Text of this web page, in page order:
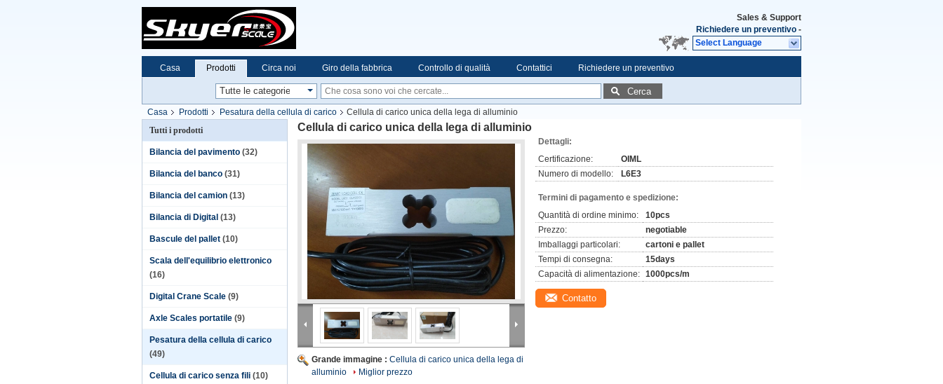
Sales & Support
Richiedere un preventivo -
Select Language
Casa Prodotti Circa noi Giro della fabbrica Controllo di qualità Contattici Richiedere un preventivo
Cerca
Casa Prodotti Pesatura della cellula di carico
Cellula di carico unica della lega di alluminio
Tutti i prodotti
Bilancia del pavimento (32)
Bilancia del banco (31)
Bilancia del camion (13)
Bilancia di Digital (13)
Bascule del pallet (10)
Scala dell'equilibrio elettronico
(16)
Digital Crane Scale (9)
Axle Scales portatile (9)
Pesatura della cellula di carico
(49)
Cellula di carico senza fili (10)
Cellula di carico unica della lega di alluminio
Grande immagine : Cellula di carico unica della lega di
alluminio
Miglior prezzo
Dettagli:
Certificazione:
OIML
Numero di modello:
L6E3
Termini di pagamento e spedizione:
Quantità di ordine minimo:
10pcs
Prezzo:
negotiable
Imballaggi particolari:
cartoni e pallet
Tempi di consegna:
15days
Capacità di alimentazione: 1000pcs/m
Contatto